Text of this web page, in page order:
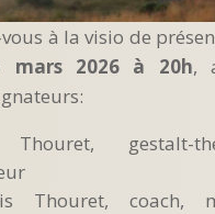
à la visio de
mars 2026 à 20h,
gestalt-
Thouret, coach,